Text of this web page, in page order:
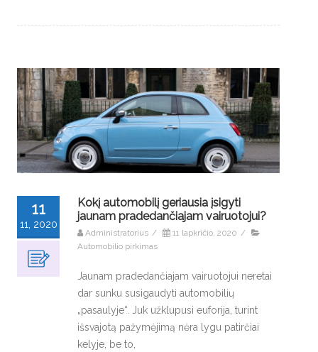
11
11, 2020
Kokį automobilį geriausia įsigyti
jaunam pradedančiajam vairuotojui?
Administratorius / 11 lapkričio, 2020 /
Automobilio pirkimas
Jaunam pradedančiajam vairuotojui neretai
dar sunku susigaudyti automobilių
„pasaulyje“. Juk užklupusi euforija, turint
išsvajotą pažymėjimą nėra lygu patirčiai
kelyje, be to,